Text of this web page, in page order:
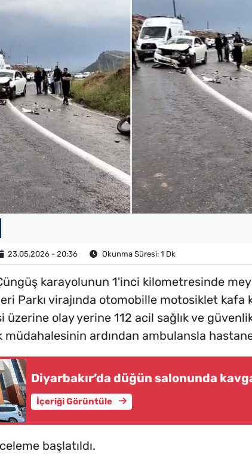
23.05.2026 - 20:36 Okunma Süresi: 1 Dk
karayolunun 1'inci kilometresinde
Parkı virajında otomobille motosiklet kafa
üzerine olay yerine 112 acil sağlık ve
müdahalesinin ardından ambulansla
Diyarbakır’da düğün salonunda
İçeriği Görüntüle
başlatıldı.